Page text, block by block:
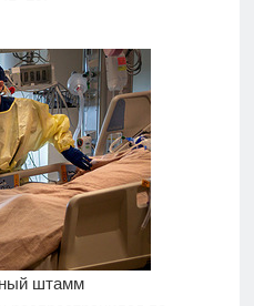
штамм